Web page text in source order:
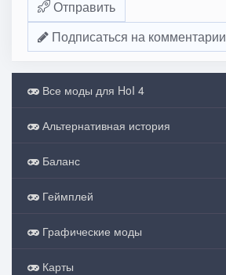
Отправить
Подписаться на комментарии
Все моды для HoI 4
Альтернативная история
Баланс
Геймплей
Графические моды
Карты